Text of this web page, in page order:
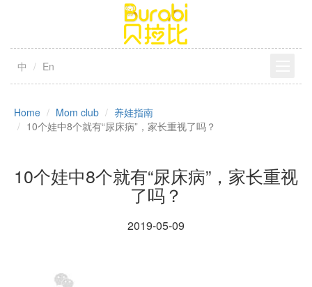
中 En
Home Mom club
养娃指南
10个娃中8个就有“尿床病”，家长重视了吗？
10个娃中8个就有“尿床病”，家长重视
了吗？
2019-05-09